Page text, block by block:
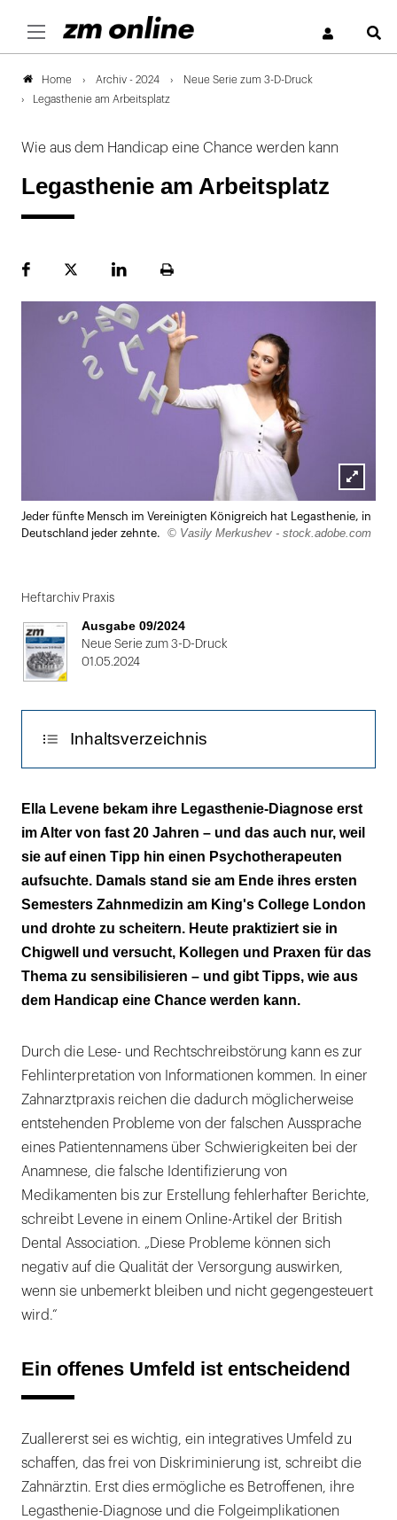
Home Archiv - 2024
Neue Serie zum 3-D-Druck
Legasthenie am Arbeitsplatz
Wie aus dem Handicap eine Chance werden kann
Legasthenie am Arbeitsplatz
FacebookPlattformLinekdInSeite
Lightbox
öffnen
Jeder fünfte Mensch im Vereinigten Königreich hat Legasthenie, in
Deutschland jeder zehnte.
© Vasily Merkushev - stock.adobe.com
Heftarchiv Praxis
Ausgabe 09/2024
Neue Serie zum 3-D-Druck
01.05.2024
Inhaltsverzeichnis
Ein offenes Umfeld ist entscheidend
Betroffene sind häufig überdurchschnittlich
kreativ
Arbeitgeber tun sich oftmals schwer
Ella Levene bekam ihre Legasthenie-Diagnose erst
im Alter von fast 20 Jahren – und das auch nur, weil
sie auf einen Tipp hin einen Psychotherapeuten
aufsuchte. Damals stand sie am Ende ihres ersten
Semesters Zahnmedizin am King's College London
und drohte zu scheitern. Heute praktiziert sie in
Chigwell und versucht, Kollegen und Praxen für das
Thema zu sensibilisieren – und gibt Tipps, wie aus
dem Handicap eine Chance werden kann.
Durch die Lese- und Rechtschreibstörung kann es zur
Fehlinterpretation von Informationen kommen. In einer
Zahnarztpraxis reichen die dadurch möglicherweise
entstehenden Probleme von der falschen Aussprache
eines Patientennamens über Schwierigkeiten bei der
Anamnese, die falsche Identifizierung von
Medikamenten bis zur Erstellung fehlerhafter Berichte,
schreibt Levene in einem Online-Artikel der British
Dental Association. „Diese Probleme können sich
negativ auf die Qualität der Versorgung auswirken,
wenn sie unbemerkt bleiben und nicht gegengesteuert
wird.“
Ein offenes Umfeld ist entscheidend
Zuallererst sei es wichtig, ein integratives Umfeld zu
schaffen, das frei von Diskriminierung ist, schreibt die
Zahnärztin. Erst dies ermögliche es Betroffenen, ihre
Legasthenie-Diagnose und die Folgeimplikationen